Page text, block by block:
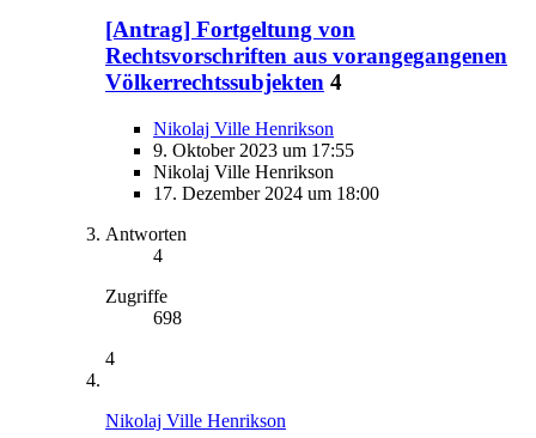
[Antrag] Fortgeltung von
Rechtsvorschriften aus vorangegangenen
Völkerrechtssubjekten 4
Nikolaj Ville Henrikson
9. Oktober 2023 um 17:55
Nikolaj Ville Henrikson
17. Dezember 2024 um 18:00
Antworten
4
Zugriffe
698
4
Nikolaj Ville Henrikson